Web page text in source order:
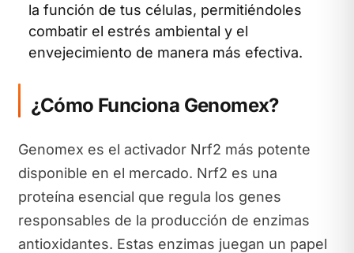
la función de tus células, permitiéndoles
combatir el estrés ambiental y el
envejecimiento de manera más efectiva.
¿Cómo Funciona Genomex?
Genomex es el activador Nrf2 más potente
disponible en el mercado. Nrf2 es una
proteína esencial que regula los genes
responsables de la producción de enzimas
antioxidantes. Estas enzimas juegan un papel